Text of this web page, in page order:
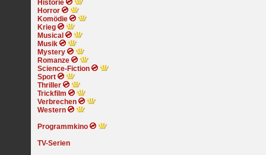
Historie
Horror
Komödie
Krieg
Musical
Musik
Mystery
Romanze
Science-Fiction
Sport
Thriller
Trickfilm
Verbrechen
Western
Programmkino
TV-Serien